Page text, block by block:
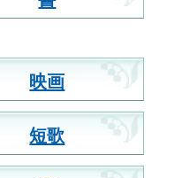
映画
短歌